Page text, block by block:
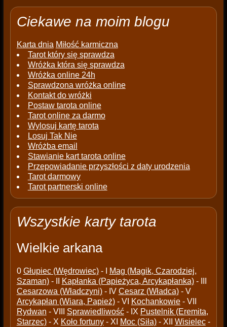
Ciekawe na moim blogu
Karta dnia Miłość karmiczna
Tarot który się sprawdza
Wróżka która się sprawdza
Wróżka online 24h
Sprawdzona wróżka online
Kontakt do wróżki
Postaw tarota online
Tarot online za darmo
Wylosuj kartę tarota
Losuj Tak Nie
Wróżba email
Stawianie kart tarota online
Przepowiadanie przyszłości z daty urodzenia
Tarot darmowy
Tarot partnerski online
Wszystkie karty tarota
Wielkie arkana
0 Głupiec (Wędrowiec)- I
Mag (Magik, Czarodziej,
Szaman)- II Kapłanka (Papieżyca, Arcykapłanka)- III
Cesarzowa (Władczyni)- IV Cesarz (Władca)- V
Arcykapłan (Wiara, Papież)- VI Kochankowie- VII
Rydwan - VIII Sprawiedliwość- IX Pustelnik (Eremita,
Starzec)- X Koło fortuny- XI Moc (Siła)- XII Wisielec-